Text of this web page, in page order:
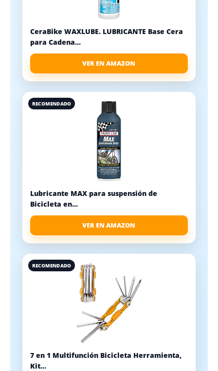
CeraBike WAXLUBE. LUBRICANTE Base Cera
para Cadena...
VER EN AMAZON
RECOMENDADO
Lubricante MAX para suspensión de
Bicicleta en...
VER EN AMAZON
RECOMENDADO
7 en 1 Multifunción Bicicleta Herramienta,
Kit...